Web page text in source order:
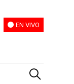
EN VIVO